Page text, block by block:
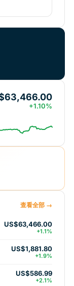
+1.10%
查看全部 →
US$63,466.00
+1.1%
US$1,881.80
+1.9%
US$586.99
+2.1%